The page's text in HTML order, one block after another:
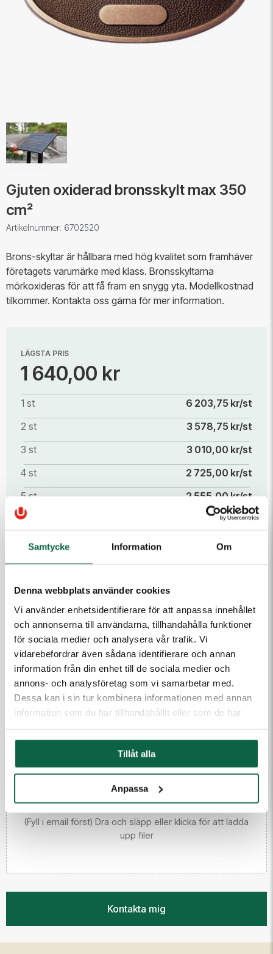
Samtycke Information Om
Denna webbplats använder cookies
Vi använder enhetsidentifierare för att anpassa innehållet
och annonserna till användarna, tillhandahålla funktioner
för sociala medier och analysera vår trafik. Vi
vidarebefordrar även sådana identifierare och annan
information från din enhet till de sociala medier och
annons- och analysföretag som vi samarbetar med.
Dessa kan i sin tur kombinera informationen med annan
information som du har tillhandahållit eller som de har
Tillåt alla
Anpassa
Gjuten oxiderad bronsskylt max 350
cm²
Artikelnummer: 6702520
Brons-skyltar är hållbara med hög kvalitet som framhäver
företagets varumärke med klass. Bronsskyltarna
mörkoxideras för att få fram en snygg yta. Modellkostnad
tilkommer. Kontakta oss gärna för mer information.
LÄGSTA PRIS
1 640,00 kr
1 st
6 203,75 kr/st
2 st
3 578,75 kr/st
3 st
3 010,00 kr/st
4 st
2 725,00 kr/st
5 st
2 555,00 kr/st
10 st
2 073,75 kr/st
50 st
1 640,00 kr/st
så kontaktar vi dig.
E-post
Telefon
Meddelande till kundtjänst
(Fyll i email först) Dra och släpp eller klicka för att ladda
upp filer
Kontakta mig